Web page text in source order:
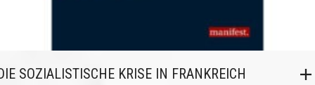
SOZIALISTISCHE KRISE IN FRANKREICH